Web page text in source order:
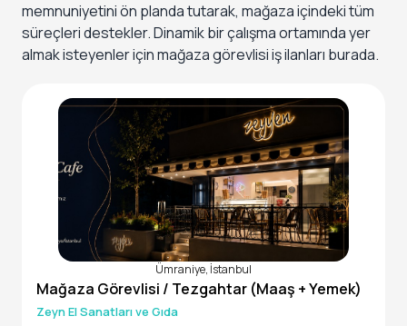
memnuniyetini ön planda tutarak, mağaza içindeki tüm
süreçleri destekler. Dinamik bir çalışma ortamında yer
almak isteyenler için mağaza görevlisi iş ilanları burada.
Ümraniye, İstanbul
Mağaza Görevlisi / Tezgahtar (Maaş + Yemek)
Zeyn El Sanatları ve Gıda